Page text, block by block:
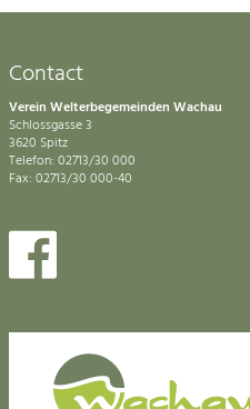
Contact
Verein Welterbegemeinden Wachau
Schlossgasse 3
3620 Spitz
Telefon: 02713/30 000
Fax: 02713/30 000-40